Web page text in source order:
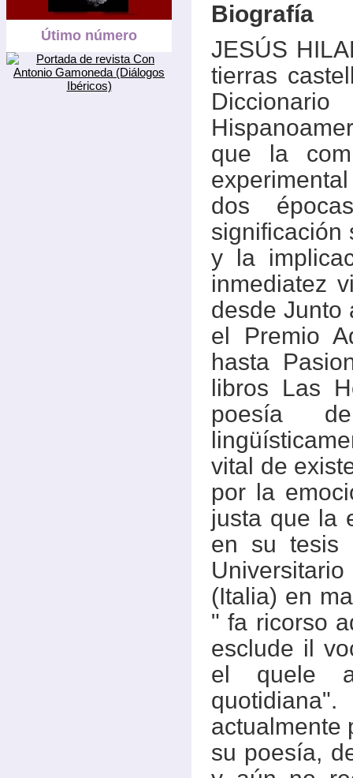
Útimo número
Biografía
JESÚS
tierras
que la
dos
significación
y la
inmediatez
desde Junto
el Premio
hasta
libros Las
poesía
vital de
por la
justa que la
en su tesis
(Italia) en
" fa ricorso
esclude il
el quele
actualmente
su poesía,